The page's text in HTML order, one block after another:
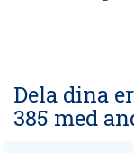
Dela dina
385 med